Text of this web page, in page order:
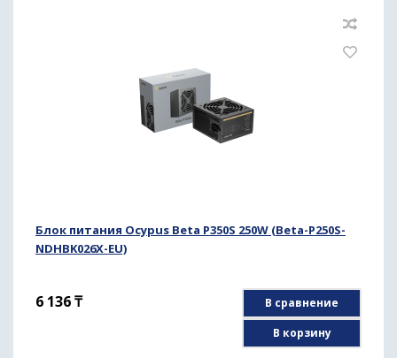
Блок питания Ocypus Beta P350S 250W (Beta-P250S-
NDHBK026X-EU)
6 136₸
В сравнение
В корзину